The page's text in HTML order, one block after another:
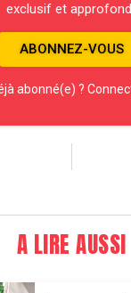
exclusif et
ABONNEZ-VOUS
abonné(e) ?
A LIRE AUSSI